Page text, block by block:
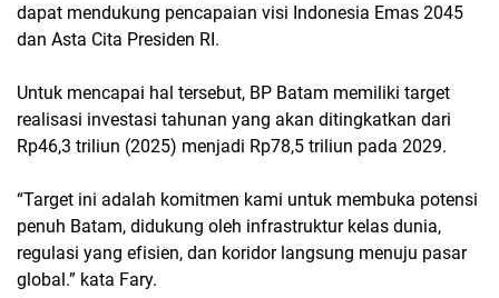
dapat mendukung pencapaian visi Indonesia Emas 2045
dan Asta Cita Presiden RI.
Untuk mencapai hal tersebut, BP Batam memiliki target
realisasi investasi tahunan yang akan ditingkatkan dari
Rp46,3 triliun (2025) menjadi Rp78,5 triliun pada 2029.
“Target ini adalah komitmen kami untuk membuka potensi
penuh Batam, didukung oleh infrastruktur kelas dunia,
regulasi yang efisien, dan koridor langsung menuju pasar
global.” kata Fary.